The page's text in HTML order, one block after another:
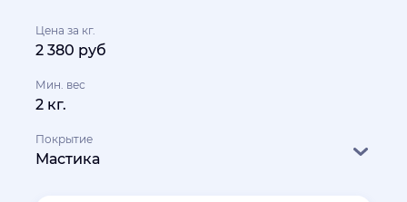
Цена за кг.
2 380 руб
Мин. вес
2 кг.
Покрытие
Мастика